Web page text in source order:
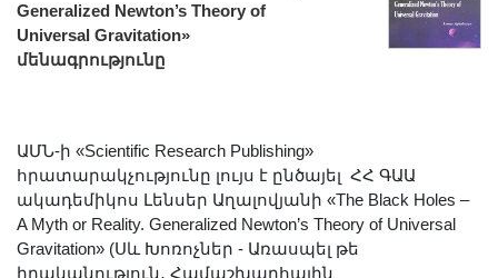
Հիմնադրամներ
Միջազգային
համագործակցություն
Երիտասարդական
ծրագրեր
Generalized Newton’s Theory of
Universal Gravitation»
մենագրությունը
ԱՄՆ-ի «Scientific Research Publishing»
հրատարակչությունը լույս է ընծայել ՀՀ ԳԱԱ
ակադեմիկոս Լենսեր Աղալովյանի «The Black Holes –
A Myth or Reality. Generalized Newton’s Theory of Universal
Gravitation» (Սև Խոռոչներ - Առասպել թե
իրականություն․ Համաշխարհային